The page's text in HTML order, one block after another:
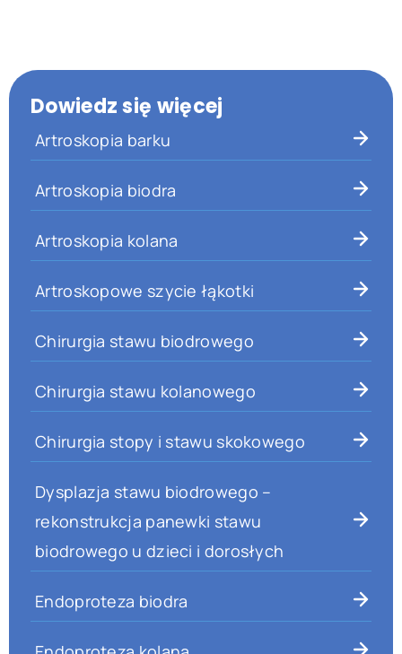
Dowiedz się więcej
Artroskopia barku
Artroskopia biodra
Artroskopia kolana
Artroskopowe szycie łąkotki
Chirurgia stawu biodrowego
Chirurgia stawu kolanowego
Chirurgia stopy i stawu skokowego
Dysplazja stawu biodrowego –
rekonstrukcja panewki stawu
biodrowego u dzieci i dorosłych
Endoproteza biodra